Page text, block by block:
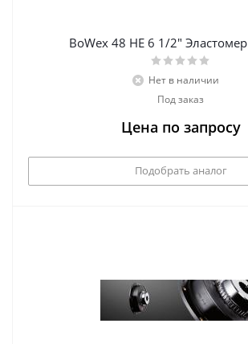
BoWex 48 НЕ 6 1/2"
Нет в наличии
Под заказ
Цена по запросу
Подобрать аналог